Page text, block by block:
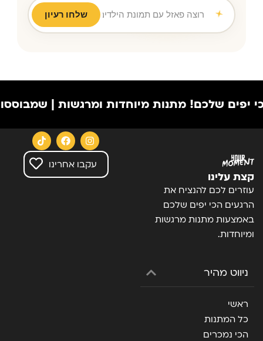
רוצה פאזל עם תמונת הילדים לסבא ו |
שלחו רעיון
שלכם!מתנות מיוחדות ומרגשות | שמבוססות על
קצת עלינו
עוזרים לכם להנציח את
הרגעים הכי יפים שלכם
באמצעות מתנות מרגשות
ומיוחדות.
ניווט מהיר
ראשי
כל המתנות
הכי נמכרים
עקבו אחרינו